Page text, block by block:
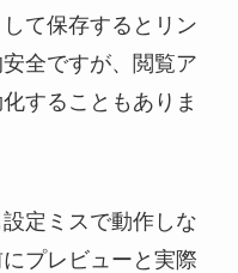
て保存するとリン
全ですが、閲覧ア
することもありま
定ミスで動作しな
プレビューと実際